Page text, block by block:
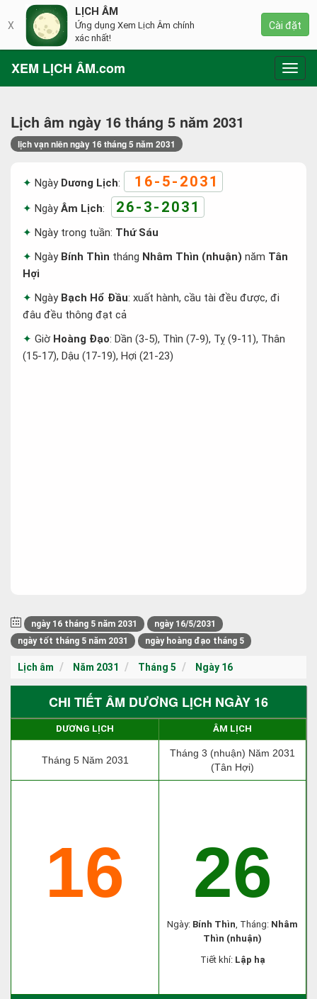
XEM LỊCH ÂM.com
Lịch âm ngày 16 tháng 5 năm 2031
lịch vạn niên ngày 16 tháng 5 năm 2031
Ngày Dương Lịch: 16-5-2031
NgàyÂm Lịch: 26-3-2031
Ngày trong tuần: Thứ Sáu
Ngày Bính Thìn tháng Nhâm Thìn (nhuận) năm Tân
Hợi
Ngày Bạch Hổ Đầu: xuất hành, cầu tài đều được, đi
đâu đều thông đạt cả
Giờ Hoàng Đạo: Dần (3-5), Thìn (7-9), Tỵ (9-11), Thân
(15-17), Dậu (17-19), Hợi (21-23)
ngày 16 tháng 5 năm 2031
ngày 16/5/2031
ngày tốt tháng 5 năm 2031
ngày hoàng đạo tháng 5
Lịch âm Năm 2031 Tháng 5 Ngày 16
CHI TIẾT ÂM DƯƠNG LỊCH NGÀY 16
DƯƠNG LỊCH ÂM LỊCH
Tháng 5 Năm 2031
Tháng 3 (nhuận) Năm 2031
(Tân Hợi)
16 26
Ngày: Bính Thìn, Tháng: Nhâm
Thìn (nhuận)
Tiết khí: Lập hạ
X
LỊCH ÂM
Ứng dụng Xem Lịch Âm chính
xác nhất!
Cài đặt